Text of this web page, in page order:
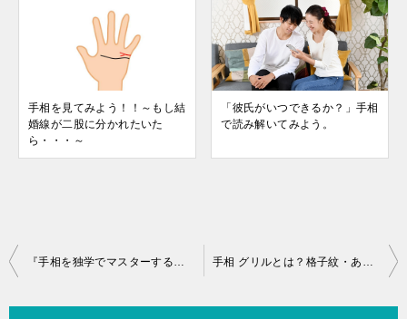
手相を見てみよう！！～もし結
婚線が二股に分かれたいた
ら・・・～
「彼氏がいつできるか？」手相
で読み解いてみよう。
投
『手相を独学でマスターする道すじ』15分で解説します。 手相 グリルとは？格子紋・あみあみの意味と場所ごとの見方